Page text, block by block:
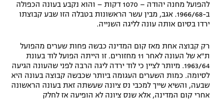
מדיניות פרטיות
רשיון להקרנה פומבית לבית עסק
הצטרפות לחבילת הערוצים
גיימינג E-Sports
להפועל מחנה יהודה – 1070 דקות – והוא נקבע בעונה הכפולה
ב-1966/68. אגב, מבין עשר הראשונות בטבלה הזו שבע קבוצתו
ירדו בסיום אותה עונה לליגה השנייה.
רק קבוצה אחת מאז קום המדינה כבשה פחות שערים מהפועל
ת"א של העונה לאחר 11 מחזורים. זו הייתה הפועל לוד בעונת
1963/64. מיותר לציין כי לוד ירדה ליגה הרבה לפני שהעונה הגיעה
לסיומה. כמות השערים העגומה ביותר שכבשה קבוצה בעונה היא
שבעה, והשיא שייך למכבי נס ציונה שעשתה זאת בעונה הראשונה
אחרי קום המדינה, אלא שנס ציונה לא הופיעה אז לחלק